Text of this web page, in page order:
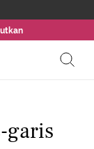
garis